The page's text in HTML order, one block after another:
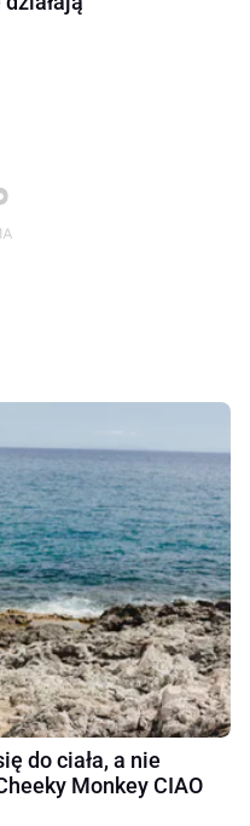
do ciała, a nie
Monkey CIAO